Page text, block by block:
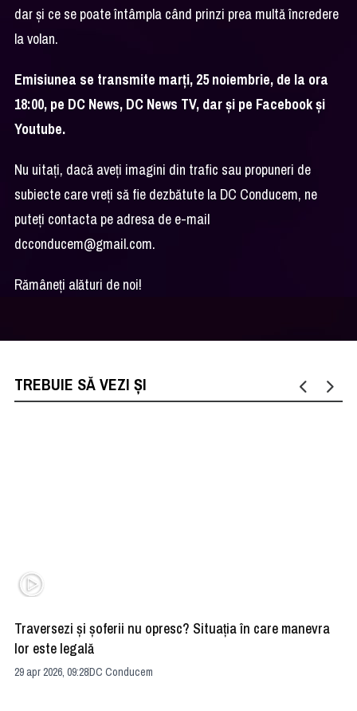
dar şi ce se poate întâmpla când prinzi prea multă încredere
la volan.
Emisiunea se transmite marţi, 25 noiembrie, de la ora
18:00, pe DC News, DC News TV, dar şi pe Facebook şi
Youtube.
Nu uitaţi, dacă aveţi imagini din trafic sau propuneri de
subiecte care vreţi să fie dezbătute la DC Conducem, ne
puteţi contacta pe adresa de e-mail
dcconducem@gmail.com.
Rămâneţi alături de noi!
TREBUIE SĂ VEZI ȘI
Traversezi şi şoferii nu opresc? Situaţia în care manevra
lor este legală
29 apr 2026, 09:28DC Conducem